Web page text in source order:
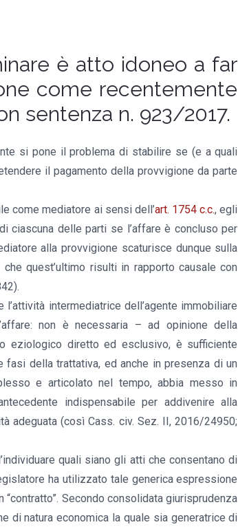
è atto idoneo a far
come recentemente
sentenza n. 923/2017.
si pone il problema di stabilire se (e a quali
il pagamento della provvigione da parte
come mediatore ai sensi dell’art. 1754 c.c., egli
ciascuna delle parti se l’affare è concluso per
alla provvigione scaturisce dunque sulla
quest’ultimo risulti in rapporto causale con
intermediatrice dell’agente immobiliare
non è necessaria – ad opinione della
eziologico diretto ed esclusivo, è sufficiente
della trattativa, ed anche in presenza di un
e articolato nel tempo, abbia messo in
indispensabile per addivenire alla
adeguata (così Cass. civ. Sez. II, 2016/24950;
quali siano gli atti che consentano di
ha utilizzato tale generica espressione
Secondo consolidata giurisprudenza
di natura economica la quale sia generatrice di